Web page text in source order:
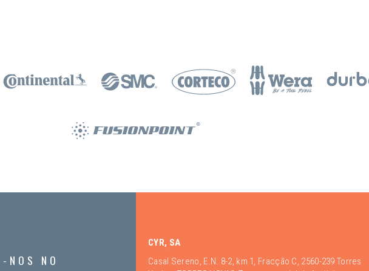
NOS NO
CYR, SA
Casal Sereno, E.N. 8-2, km 1, Fracção C, 2560-239 Torres